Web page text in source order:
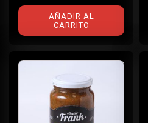
AÑADIR AL
CARRITO